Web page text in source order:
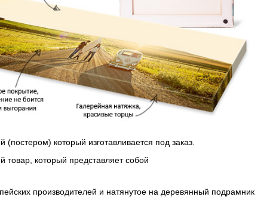
(постером) который изготавливается под заказ.
товар, который представляет собой
производителей и натянутое на деревянный подрамник